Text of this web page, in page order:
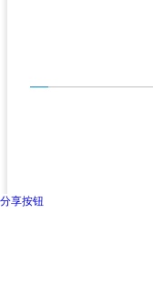
分享按钮